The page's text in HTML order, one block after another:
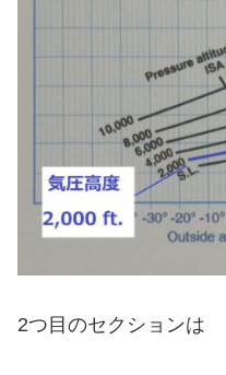
2つ目のセクションは